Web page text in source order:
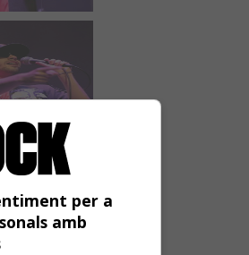
per a
amb